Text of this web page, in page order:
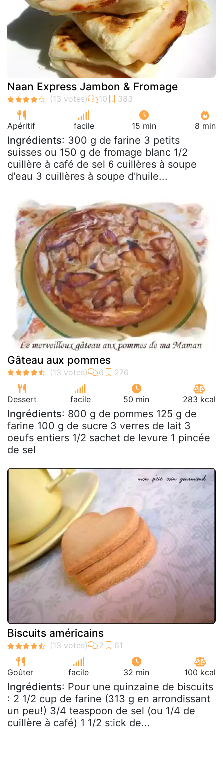
Naan Express Jambon & Fromage
Apéritif facile 15 min 8 min
Ingrédients: 300 g de farine 3 petits
suisses ou 150 g de fromage blanc 1/2
cuillère à café de sel 6 cuillères à soupe
d'eau 3 cuillères à soupe d'huile...
Gâteau aux pommes
Dessert facile 50 min 283 kcal
Ingrédients: 800 g de pommes 125 g de
farine 100 g de sucre 3 verres de lait 3
oeufs entiers 1/2 sachet de levure 1 pincée
de sel
Biscuits américains
Goûter facile 32 min 100 kcal
Ingrédients: Pour une quinzaine de biscuits
: 2 1/2 cup de farine (313 g en arrondissant
un peu!) 3/4 teaspoon de sel (ou 1/4 de
cuillère à café) 1 1/2 stick de...